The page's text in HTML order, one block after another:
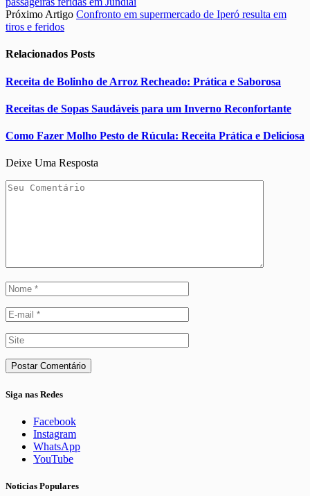
Próximo Artigo Confronto em supermercado de Iperó resulta em
tiros e feridos
Relacionados Posts
Receita de Bolinho de Arroz Recheado: Prática e Saborosa
Receitas de Sopas Saudáveis para um Inverno Reconfortante
Como Fazer Molho Pesto de Rúcula: Receita Prática e Deliciosa
Deixe Uma Resposta
Siga nas Redes
Facebook
Instagram
WhatsApp
YouTube
Noticias Populares